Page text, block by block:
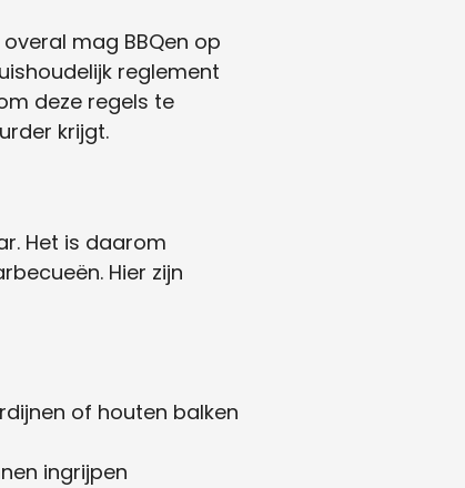
mag BBQen op
reglement
deze regels te
krijgt.
Het is daarom
Hier zijn
of houten balken
ingrijpen